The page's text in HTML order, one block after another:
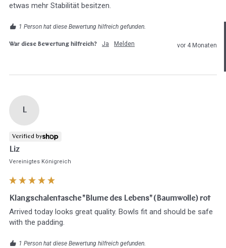
etwas mehr Stabilität besitzen.
1 Person hat diese Bewertung hilfreich gefunden.
War diese Bewertung hilfreich? Ja Melden vor 4 Monaten
L
Verified by
Liz
Vereinigtes Königreich
Klangschalentasche "Blume des Lebens" (Baumwolle) rot
Arrived today looks great quality. Bowls fit and should be safe
with the padding.
1 Person hat diese Bewertung hilfreich gefunden.
Hast du heute gefunden, was du